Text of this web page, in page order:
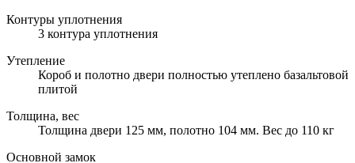
Контуры уплотнения
3 контура уплотнения
Утепление
Короб и полотно двери полностью утеплено базальтовой
плитой
Толщина, вес
Толщина двери 125 мм, полотно 104 мм. Вес до 110 кг
Основной замок